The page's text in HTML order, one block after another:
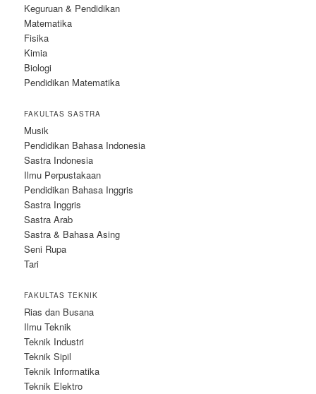
Keguruan & Pendidikan
Matematika
Fisika
Kimia
Biologi
Pendidikan Matematika
FAKULTAS SASTRA
Musik
Pendidikan Bahasa Indonesia
Sastra Indonesia
Ilmu Perpustakaan
Pendidikan Bahasa Inggris
Sastra Inggris
Sastra Arab
Sastra & Bahasa Asing
Seni Rupa
Tari
FAKULTAS TEKNIK
Rias dan Busana
Ilmu Teknik
Teknik Industri
Teknik Sipil
Teknik Informatika
Teknik Elektro